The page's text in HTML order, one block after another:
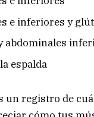
e inferiores y
abdominales
espalda
un registro de